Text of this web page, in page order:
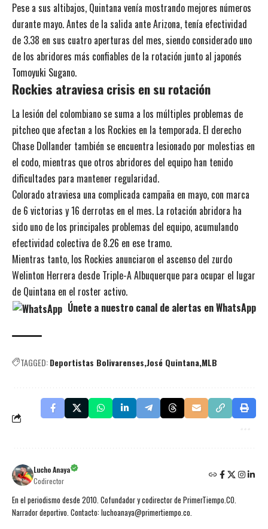
Pese a sus altibajos, Quintana venía mostrando mejores números
durante mayo. Antes de la salida ante Arizona, tenía efectividad
de 3.38 en sus cuatro aperturas del mes, siendo considerado uno
de los abridores más confiables de la rotación junto al japonés
Tomoyuki Sugano.
Rockies atraviesa crisis en su rotación
La lesión del colombiano se suma a los múltiples problemas de
pitcheo que afectan a los Rockies en la temporada. El derecho
Chase Dollander también se encuentra lesionado por molestias en
el codo, mientras que otros abridores del equipo han tenido
dificultades para mantener regularidad.
Colorado atraviesa una complicada campaña en mayo, con marca
de 6 victorias y 16 derrotas en el mes. La rotación abridora ha
sido uno de los principales problemas del equipo, acumulando
efectividad colectiva de 8.26 en ese tramo.
Mientras tanto, los Rockies anunciaron el ascenso del zurdo
Welinton Herrera desde Triple-A Albuquerque para ocupar el lugar
de Quintana en el roster activo.
Únete a nuestro canal de alertas en WhatsApp
TAGGED:Deportistas Bolivarenses José Quintana MLB
Lucho Anaya
Codirector
En el periodismo desde 2010. Cofundador y codirector de PrimerTiempo.CO.
Narrador deportivo. Contacto: luchoanaya@primertiempo.co.